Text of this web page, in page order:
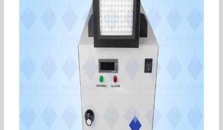
厂家直供批发uvled面光源冷光源胶水油墨印刷固
化设备UV固化机